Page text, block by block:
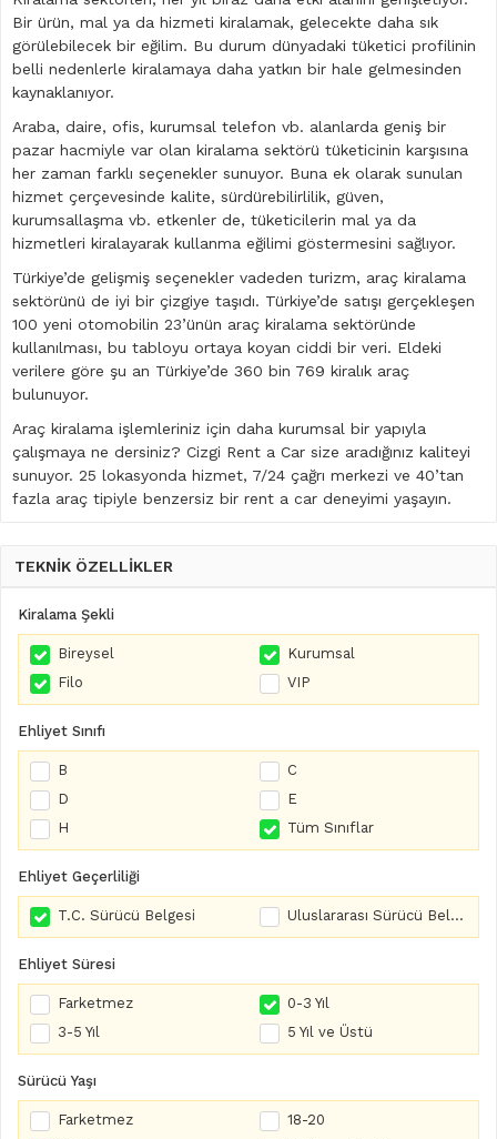
Bir ürün, mal ya da hizmeti kiralamak, gelecekte daha sık
görülebilecek bir eğilim. Bu durum dünyadaki tüketici profilinin
belli nedenlerle kiralamaya daha yatkın bir hale gelmesinden
kaynaklanıyor.
Araba, daire, ofis, kurumsal telefon vb. alanlarda geniş bir
pazar hacmiyle var olan kiralama sektörü tüketicinin karşısına
her zaman farklı seçenekler sunuyor. Buna ek olarak sunulan
hizmet çerçevesinde kalite, sürdürebilirlilik, güven,
kurumsallaşma vb. etkenler de, tüketicilerin mal ya da
hizmetleri kiralayarak kullanma eğilimi göstermesini sağlıyor.
Türkiye’de gelişmiş seçenekler vadeden turizm, araç kiralama
sektörünü de iyi bir çizgiye taşıdı. Türkiye’de satışı gerçekleşen
100 yeni otomobilin 23’ünün araç kiralama sektöründe
kullanılması, bu tabloyu ortaya koyan ciddi bir veri. Eldeki
verilere göre şu an Türkiye’de 360 bin 769 kiralık araç
bulunuyor.
Araç kiralama işlemleriniz için daha kurumsal bir yapıyla
çalışmaya ne dersiniz? Cizgi Rent a Car size aradığınız kaliteyi
sunuyor. 25 lokasyonda hizmet, 7/24 çağrı merkezi ve 40’tan
fazla araç tipiyle benzersiz bir rent a car deneyimi yaşayın.
TEKNİK ÖZELLİKLER
Kiralama Şekli
Bireysel
Kurumsal
Filo
VIP
Ehliyet Sınıfı
B
C
D
E
H
Tüm Sınıflar
Ehliyet Geçerliliği
T.C. Sürücü Belgesi Uluslararası Sürücü Belgesi
Ehliyet Süresi
Farketmez
0-3 Yıl
3-5 Yıl
5 Yıl ve Üstü
Sürücü Yaşı
Farketmez
18-20